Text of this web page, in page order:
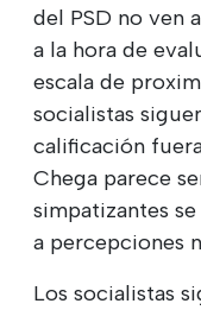
del PSD no ven
a la hora de
escala de
socialistas
calificación
Chega parece
simpatizantes
a percepciones
Los socialistas